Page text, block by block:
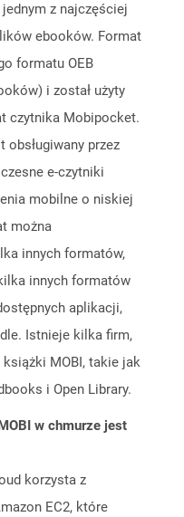
z najczęściej
ebooków. Format
formatu OEB
i został użyty
czytnika Mobipocket.
obsługiwany przez
e-czytniki
mobilne o niskiej
można
innych formatów,
innych formatów
aplikacji,
Istnieje kilka firm,
książki MOBI, takie jak
i Open Library.
w chmurze jest
korzysta z
EC2, które